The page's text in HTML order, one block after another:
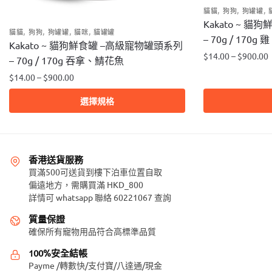
貓貓 狗狗 狗罐罐 ,貓咪 貓罐罐
Kakato ~ 貓狗鮮食罐 –高級寵物罐頭系列
– 70g / 170g 吞拿、鯖花魚
$14.00– $900.00
選擇規格
產
多
種
可
在
品
貓貓, 狗狗, 狗罐罐,
Kakato ~ 貓狗
– 70g / 170g
$14.00– $900.00
產
香港送貨服務
買滿500可送貨到樓下泊車位置自取
偏遠地方，需購買滿 HKD_800
詳情可 whatsapp 聯絡 60221067 查詢
質量保證
確保所有寵物用品符合高標準品質
100%安全結帳
Payme /轉數快/支付寶/八達通/現金